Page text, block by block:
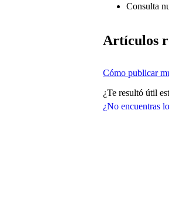
¿No encuentras
Consulta
Artículos
Cómo publicar
¿Te resultó útil